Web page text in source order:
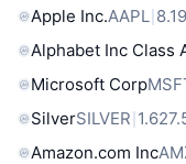
Apple Inc.AAPL
Alphabet Inc Class
Microsoft Corp
SilverSILVER
Amazon.com Inc